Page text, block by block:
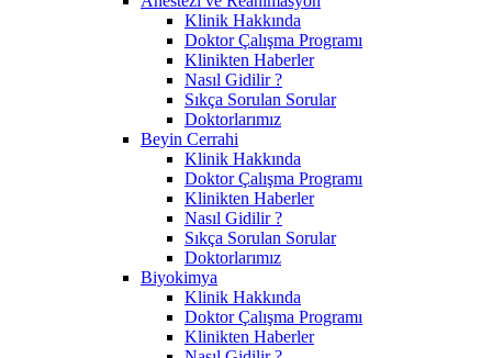
Klinik Hakkında
Doktor Çalışma Programı
Klinikten Haberler
Nasıl Gidilir ?
Sıkça Sorulan Sorular
Doktorlarımız
Beyin Cerrahi
Klinik Hakkında
Doktor Çalışma Programı
Klinikten Haberler
Nasıl Gidilir ?
Sıkça Sorulan Sorular
Doktorlarımız
Biyokimya
Klinik Hakkında
Doktor Çalışma Programı
Klinikten Haberler